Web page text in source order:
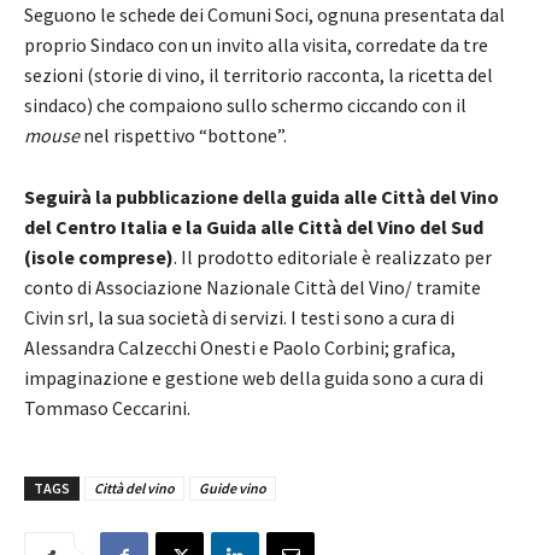
Seguono le schede dei Comuni Soci, ognuna presentata dal
proprio Sindaco con un invito alla visita, corredate da tre
sezioni (storie di vino, il territorio racconta, la ricetta del
sindaco) che compaiono sullo schermo ciccando con il
mousenel rispettivo “bottone”.
Seguirà la pubblicazione della guida alle Città del Vino
del Centro Italia e la Guida alle Città del Vino del Sud
(isole comprese). Il prodotto editoriale è realizzato per
conto di Associazione Nazionale Città del Vino/ tramite
Civin srl, la sua società di servizi. I testi sono a cura di
Alessandra Calzecchi Onesti e Paolo Corbini; grafica,
impaginazione e gestione web della guida sono a cura di
Tommaso Ceccarini.
TAGS Città del vino Guide vino